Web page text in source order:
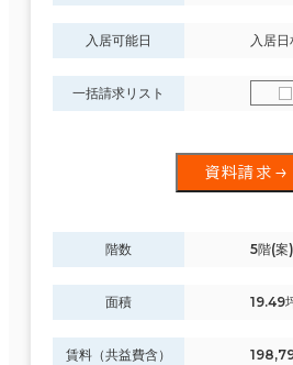
入居可能日 入居日
一括請求リスト
資料請求
階数 5階(案)
面積 19.49
賃料（共益費含）
坪数
～
複数フロアを含む
坪単価 月総額
～
賃料非公開物件を含む